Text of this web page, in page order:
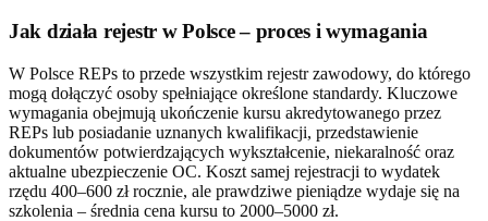
Jak działa rejestr w Polsce – proces i wymagania
W Polsce REPs to przede wszystkim rejestr zawodowy, do którego
mogą dołączyć osoby spełniające określone standardy. Kluczowe
wymagania obejmują ukończenie kursu akredytowanego przez
REPs lub posiadanie uznanych kwalifikacji, przedstawienie
dokumentów potwierdzających wykształcenie, niekaralność oraz
aktualne ubezpieczenie OC. Koszt samej rejestracji to wydatek
rzędu 400–600 zł rocznie, ale prawdziwe pieniądze wydaje się na
szkolenia – średnia cena kursu to 2000–5000 zł.